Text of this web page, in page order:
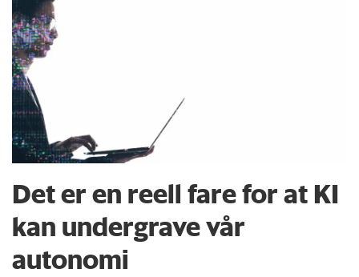
Det er en reell fare for at KI
kan undergrave vår
autonomi